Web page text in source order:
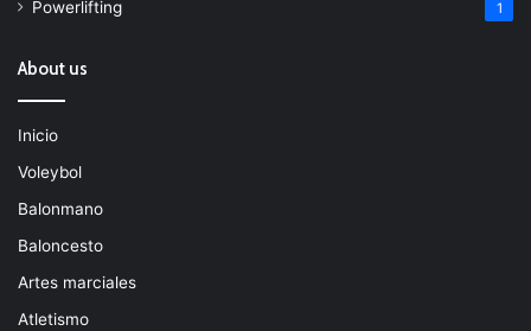
Powerlifting 1
About us
Inicio
Voleybol
Balonmano
Baloncesto
Artes marciales
Atletismo